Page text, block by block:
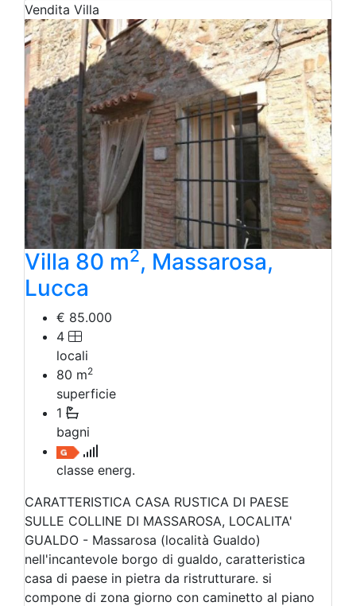
Vendita Villa
Villa 80 m2, Massarosa,
Lucca
€ 85.000
4
locali
80 m2
superficie
1
bagni
classe energ.
CARATTERISTICA CASA RUSTICA DI PAESE
SULLE COLLINE DI MASSAROSA, LOCALITA'
GUALDO - Massarosa (località Gualdo)
nell'incantevole borgo di gualdo, caratteristica
casa di paese in pietra da ristrutturare. si
compone di zona giorno con caminetto al piano